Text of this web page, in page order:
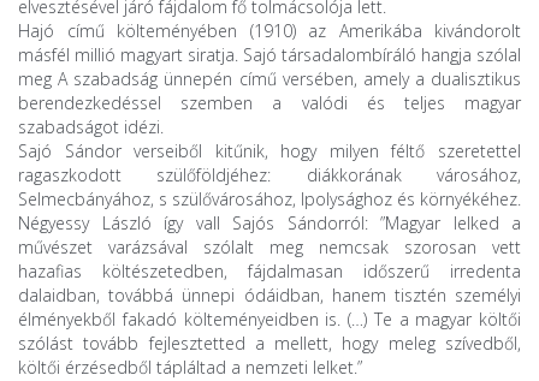
elvesztésével járó fájdalom fő tolmácsolója lett.
Hajó című költeményében (1910) az Amerikába kivándorolt
másfél millió magyart siratja. Sajó társadalombíráló hangja szólal
meg A szabadság ünnepén című versében, amely a dualisztikus
berendezkedéssel szemben a valódi és teljes magyar
szabadságot idézi.
Sajó Sándor verseiből kitűnik, hogy milyen féltő szeretettel
ragaszkodott szülőföldjéhez: diákkorának városához,
Selmecbányához, s szülővárosához, Ipolysághoz és környékéhez.
Négyessy László így vall Sajós Sándorról: ”Magyar lelked a
művészet varázsával szólalt meg nemcsak szorosan vett
hazafias költészetedben, fájdalmasan időszerű irredenta
dalaidban, továbbá ünnepi ódáidban, hanem tisztén személyi
élményekből fakadó költeményeidben is. (…) Te a magyar költői
szólást tovább fejlesztetted a mellett, hogy meleg szívedből,
költői érzésedből tápláltad a nemzeti lelket.”